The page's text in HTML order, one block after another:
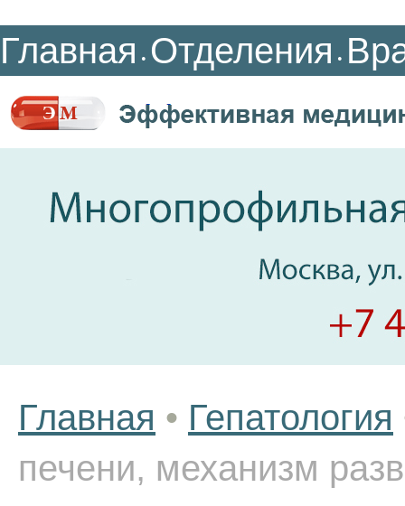
Главная • Отделения •
Главная • Гепатология
печени, механизм